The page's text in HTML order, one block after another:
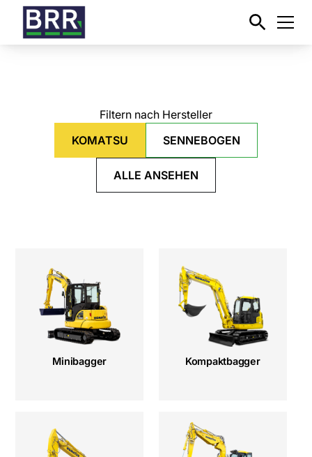
Filtern nach Hersteller
KOMATSU
SENNEBOGEN
ALLE ANSEHEN
Minibagger Kompaktbagger